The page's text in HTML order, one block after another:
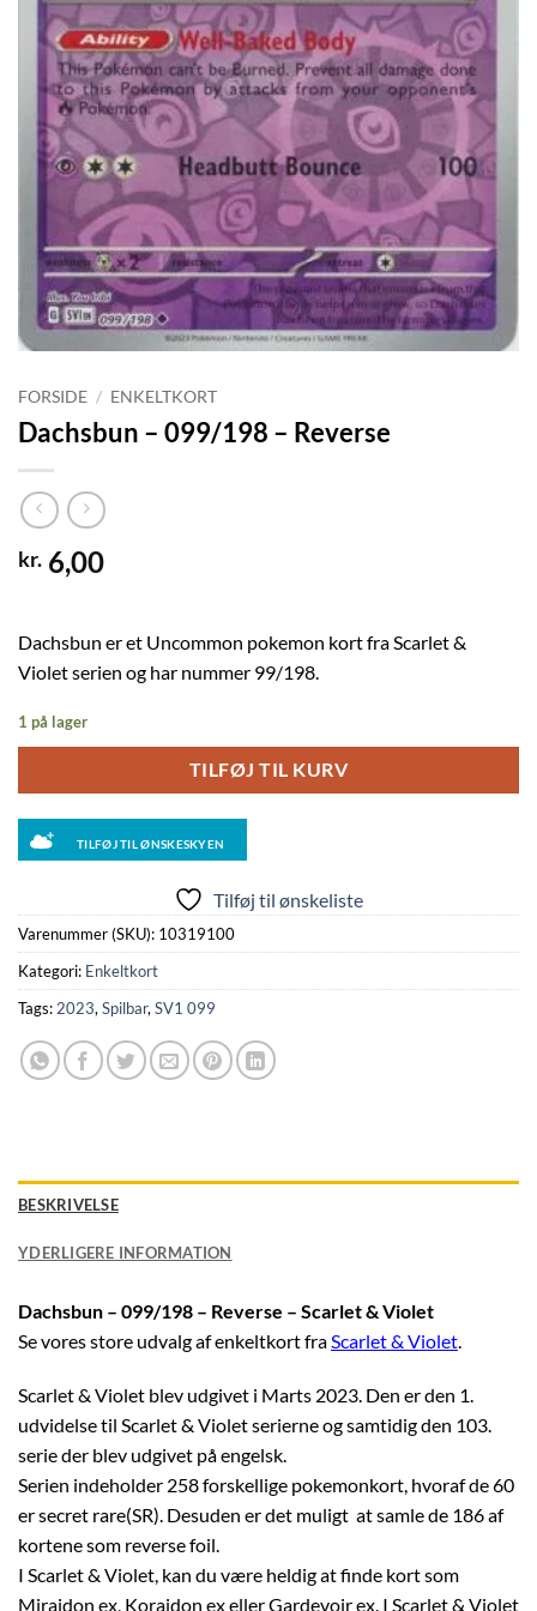
FORSIDE / ENKELTKORT
Dachsbun – 099/198 – Reverse
kr. 6,00
Dachsbun er et Uncommon pokemon kort fra Scarlet &
Violet serien og har nummer 99/198.
1 på lager
TILFØJ TIL KURV
TILFØJ TIL ØNSKESKYEN
Tilføj til ønskeliste
Varenummer (SKU): 10319100
Kategori: Enkeltkort
Tags: 2023, Spilbar, SV1 099
BESKRIVELSE
YDERLIGERE INFORMATION
Dachsbun – 099/198 – Reverse – Scarlet & Violet
Se vores store udvalg af enkeltkort fra Scarlet & Violet
Scarlet & Violet blev udgivet i Marts 2023. Den er den 1.
udvidelse til Scarlet & Violet serierne og samtidig den 103.
serie der blev udgivet på engelsk.
Serien indeholder 258 forskellige pokemonkort, hvoraf de 60
er secret rare(SR). Desuden er det muligt at samle de 186 af
kortene som reverse foil.
I Scarlet & Violet, kan du være heldig at finde kort som
Miraidon ex, Koraidon ex eller Gardevoir ex. I Scarlet & Violet